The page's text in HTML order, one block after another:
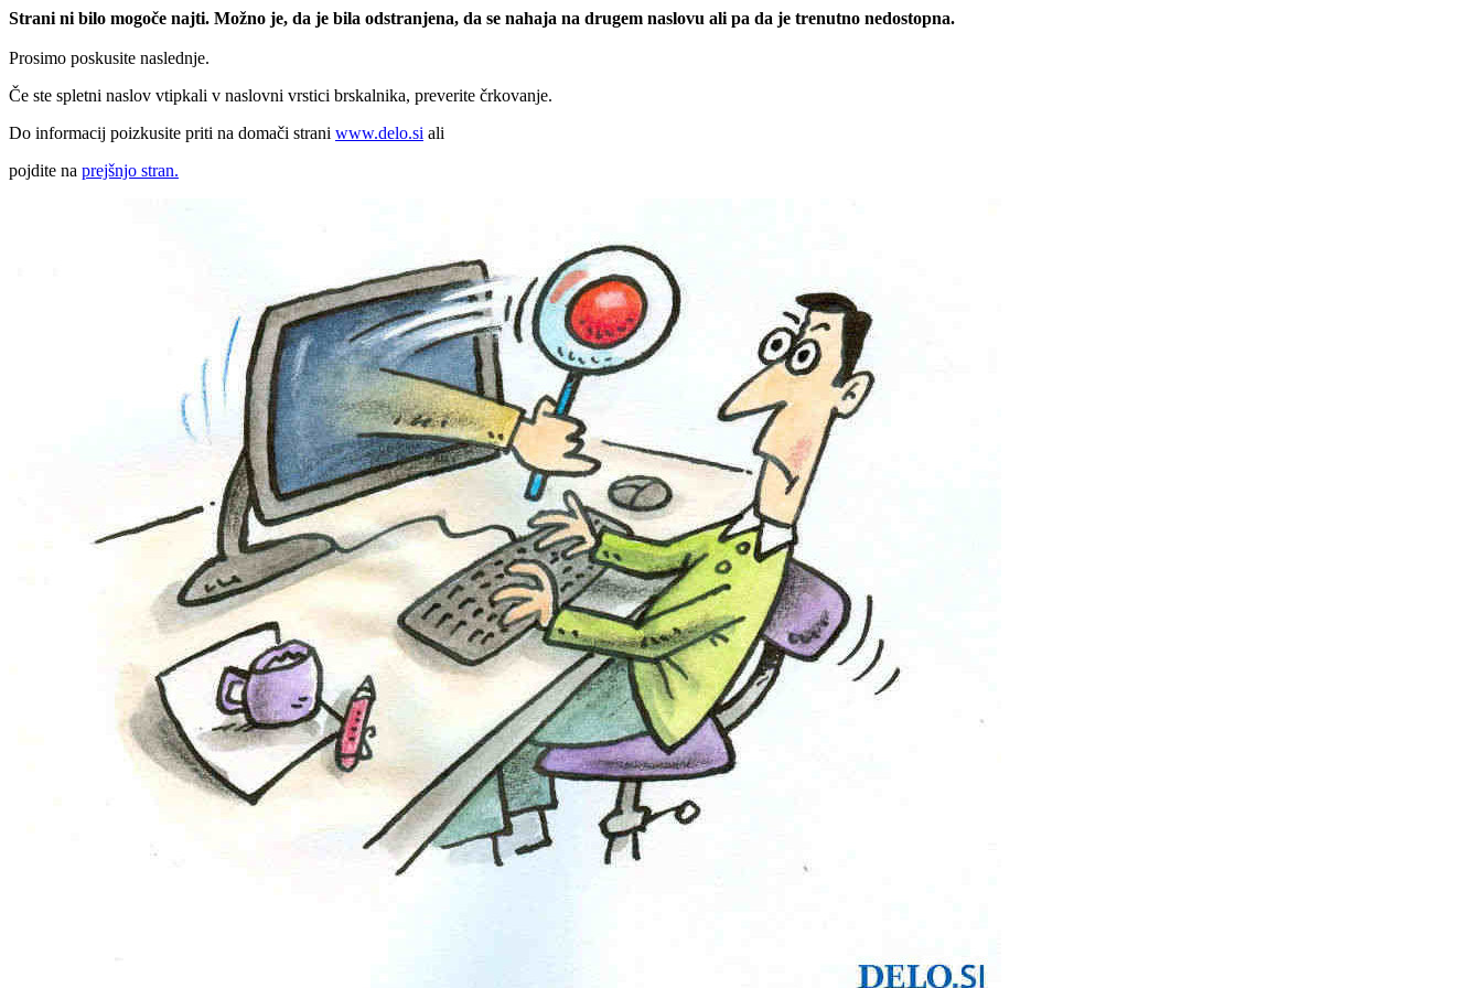
Strani ni bilo mogoče najti. Možno je, da je bila odstranjena, da se nahaja na drugem naslovu ali pa da je trenutno nedostopna.
Prosimo poskusite naslednje.
Če ste spletni naslov vtipkali v naslovni vrstici brskalnika, preverite črkovanje.
Do informacij poizkusite priti na domači strani www.delo.si ali
pojdite na prejšnjo stran.